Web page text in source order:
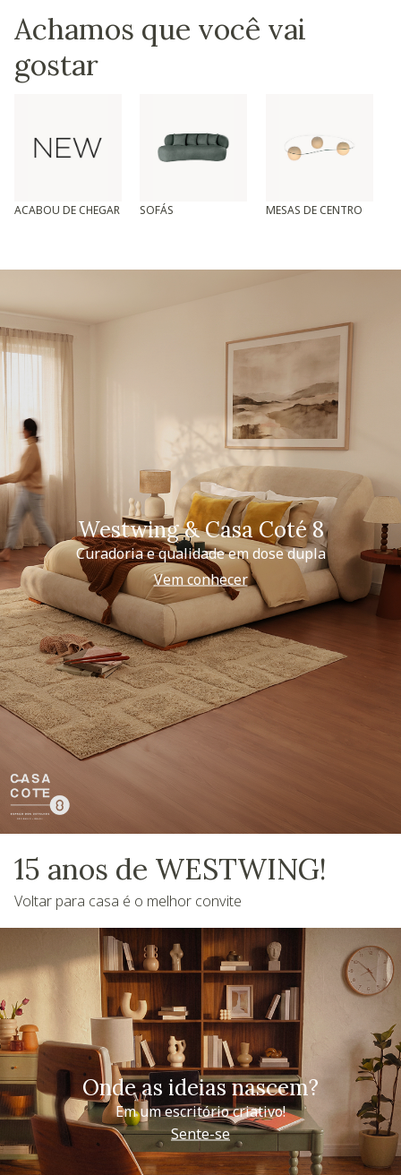
Achamos que você vai
gostar
ACABOU DE CHEGAR SOFÁS MESAS DE CENTRO
Westwing & Casa Coté 8
Curadoria e qualidade em dose dupla
Vem conhecer
15 anos de WESTWING!
Voltar para casa é o melhor convite
Onde as ideias nascem?
Em um escritório criativo!
Sente-se